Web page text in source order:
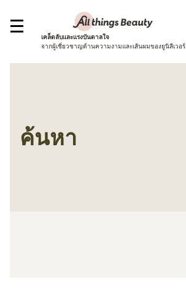
เคล็ดลับและแรงบันดาลใจ
จากผู้เชี่ยวชาญด้านความงามและเส้นผมของยูนิลีเวอร์
ค้นหา